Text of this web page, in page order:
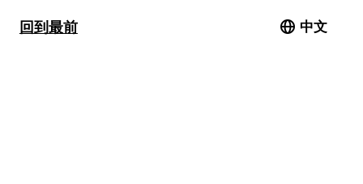
回到最前 中文